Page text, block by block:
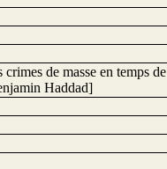
de masse en temps de
Haddad]